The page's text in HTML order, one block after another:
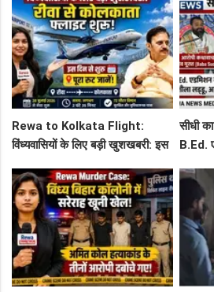
आरोप!
शिकायत
Rewa to Kolkata Flight:
विंध्यवासियों के लिए बड़ी खुशखबरी: इस
फ्लाइट, जानें पूरा रूट!
सीधी
B.Ed.
और फिर